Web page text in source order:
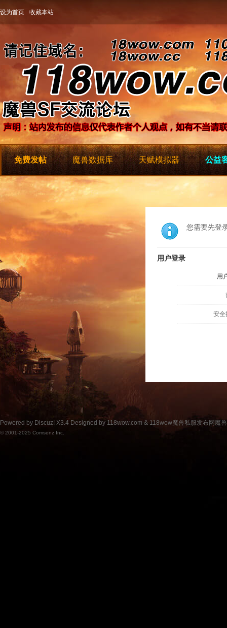
设为首页 收藏本站
免费发帖 魔兽数据库 天赋模拟器 公益
您需要先登
用户登录
用
安全
Powered by Discuz! X3.4 Designed by 118wow.com & 118wow魔兽私服发布网魔
© 2001-2025 Comsenz Inc.